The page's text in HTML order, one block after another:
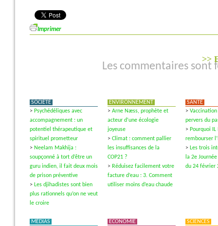
Imprimer
>>
Les commentaires sont
SOCIÉTÉ
> Psychédéliques avec
accompagnement : un
potentiel thérapeutique et
spirituel prometteur
> Neelam Makhija :
soupçonné à tort d’être un
guru indien, il fait deux mois
de prison préventive
> Les djihadistes sont bien
plus rationnels qu’on ne veut
le croire
ENVIRONNEMENT
> Arne Næss, prophète et
acteur d’une écologie
joyeuse
> Climat : comment pallier
les insuffisances de la
COP21 ?
> Réduisez facilement votre
facture d’eau : 3. Comment
utiliser moins d’eau chaude
SANTÉ
>
pervers du
> Pourquoi IL
rembourser
> Les trois
la 2e
du 24 février
MÉDIAS
ECONOMIE
SCIENCES